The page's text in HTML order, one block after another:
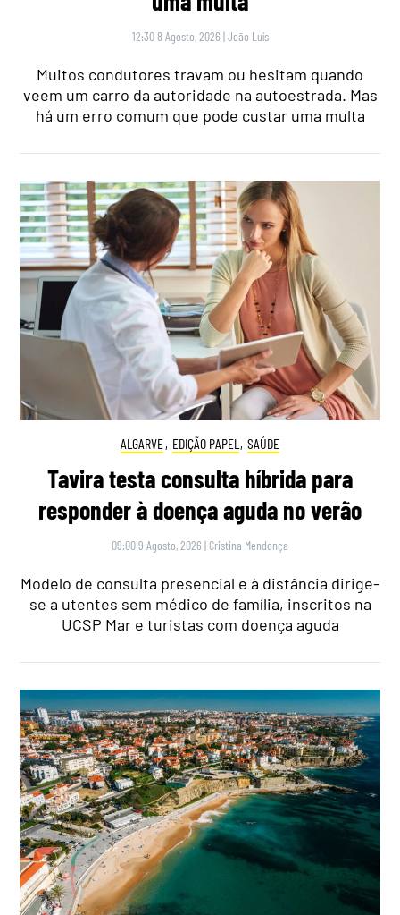
12:30 8 Agosto, 2026 |João Luís
Muitos condutores travam ou hesitam quando
veem um carro da autoridade na autoestrada. Mas
há um erro comum que pode custar uma multa
ALGARVE, EDIÇÃO PAPEL , SAÚDE
Tavira testa consulta híbrida para
responder à doença aguda no verão
09:00 9 Agosto, 2026 | Cristina Mendonça
Modelo de consulta presencial e à distância dirige-
se a utentes sem médico de família, inscritos na
UCSP Mar e turistas com doença aguda